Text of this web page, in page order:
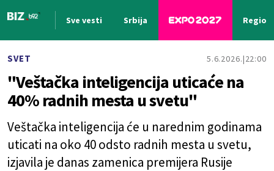
Sve vesti Srbija Region
SVET 5.6.2026. 22:00
"Veštačka inteligencija uticaće na
40% radnih mesta u svetu"
Veštačka inteligencija će u narednim godinama
uticati na oko 40 odsto radnih mesta u svetu,
izjavila je danas zamenica premijera Rusije